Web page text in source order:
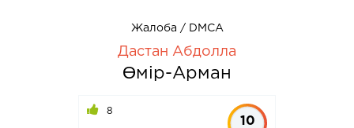
Жалоба / DMCA
Дастан Абдолла
Өмір-Арман
8
10